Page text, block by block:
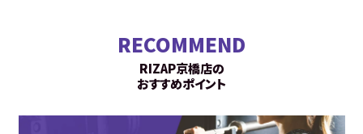
RECOMMEND
RIZAP京橋店の
おすすめポイント